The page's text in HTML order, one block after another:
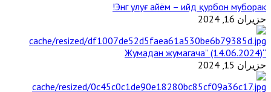
Энг улуғ айём – ийд қурбон муборак!
حزيران 16, 2024
“Жумадан жумагача” (14.06.2024)
حزيران 15, 2024